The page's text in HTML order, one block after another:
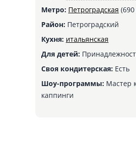
Метро: Петроградская
Район: Петроградский
Кухня: итальянская
Для детей:
Своя кондитерская: Есть
Шоу-программы: Мастер
каппинги